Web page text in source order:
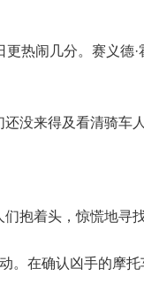
热闹几分。赛义德
没来得及看清骑车
着头，惊慌地寻找
。 在确认凶手的摩